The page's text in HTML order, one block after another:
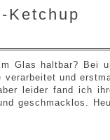
Ketchup
Glas haltbar? Bei
verarbeitet und
leider fand ich
geschmacklos.